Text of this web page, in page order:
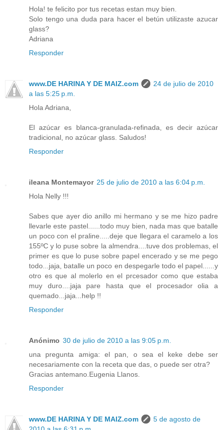
Hola! te felicito por tus recetas estan muy bien.
Solo tengo una duda para hacer el betún utilizaste azucar
glass?
Adriana
Responder
www.DE HARINA Y DE MAIZ.com
24 de julio de 2010
a las 5:25 p.m.
Hola Adriana,
El azúcar es blanca-granulada-refinada, es decir azúcar
tradicional, no azúcar glass. Saludos!
Responder
ileana Montemayor 25 de julio de 2010 a las 6:04 p.m.
Hola Nelly !!!
Sabes que ayer dio anillo mi hermano y se me hizo padre
llevarle este pastel......todo muy bien, nada mas que batalle
un poco con el praline.....deje que llegara el caramelo a los
155ºC y lo puse sobre la almendra....tuve dos problemas, el
primer es que lo puse sobre papel encerado y se me pego
todo...jaja, batalle un poco en despegarle todo el papel......y
otro es que al molerlo en el prcesador como que estaba
muy duro....jaja pare hasta que el procesador olia a
quemado...jaja...help !!
Responder
Anónimo 30 de julio de 2010 a las 9:05 p.m.
una pregunta amiga: el pan, o sea el keke debe ser
necesariamente con la receta que das, o puede ser otra?
Gracias antemano.Eugenia Llanos.
Responder
www.DE HARINA Y DE MAIZ.com
5 de agosto de